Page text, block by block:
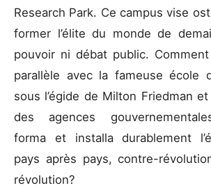
Research Park. Ce campus vise
former l’élite du monde de
pouvoir ni débat public.
parallèle avec la fameuse école
sous l’égide de Milton Friedman
des agences
forma et installa durablement
pays après pays, contre-
révolution?